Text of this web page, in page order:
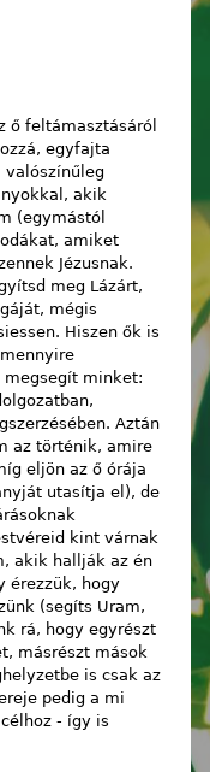
ő feltámasztásáról
egyfajta
valószínűleg
akik
(egymástól
amiket
Jézusnak.
meg Lázárt,
mégis
Hiszen ők is
megsegít minket:
Aztán
az történik, amire
eljön az ő órája
utasítja el), de
kint várnak
akik hallják az én
érezzük, hogy
(segíts Uram,
rá, hogy egyrészt
másrészt mások
is csak az
pedig a mi
- így is